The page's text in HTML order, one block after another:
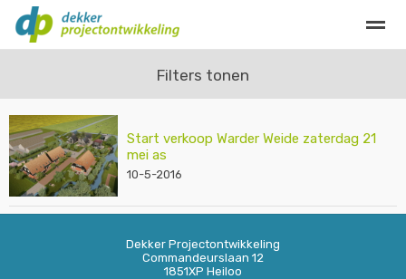
Home Bellen E-mail Locatie
Filters tonen
Start verkoop Warder Weide zaterdag 21
mei as
10-5-2016
Dekker Projectontwikkeling
Commandeurslaan 12
1851XP Heiloo